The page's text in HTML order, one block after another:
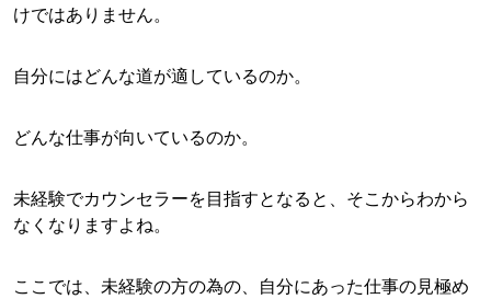
けではありません。
自分にはどんな道が適しているのか。
どんな仕事が向いているのか。
未経験でカウンセラーを目指すとなると、そこからわから
なくなりますよね。
ここでは、未経験の方の為の、自分にあった仕事の見極め